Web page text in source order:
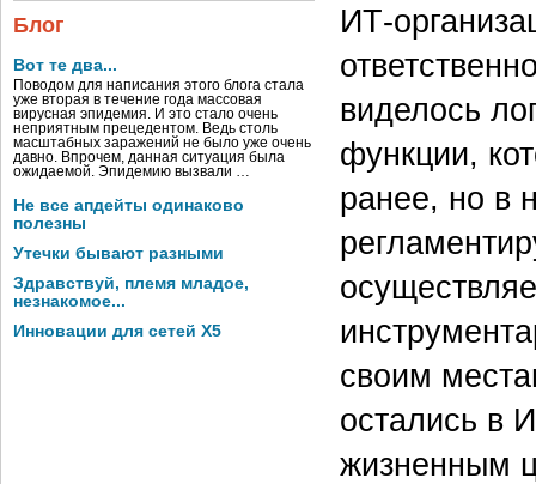
Блог
Вот те два...
Поводом для написания этого блога стала
уже вторая в течение года массовая
вирусная эпидемия. И это стало очень
неприятным прецедентом. Ведь столь
масштабных заражений не было уже очень
давно. Впрочем, данная ситуация была
ожидаемой. Эпидемию вызвали …
Не все апдейты одинаково
полезны
Утечки бывают разными
Здравствуй, племя младое,
незнакомое...
Инновации для сетей X5
ИТ-
виделось
функции,
ранее, но в
своим
остались в
жизненным